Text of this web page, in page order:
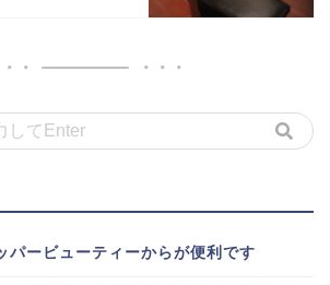
パービューティーからが便利です